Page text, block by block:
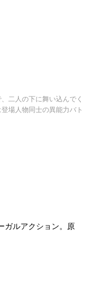
二人の下に舞い込んでく
場人物同士の異能力バト
ガルアクション。原